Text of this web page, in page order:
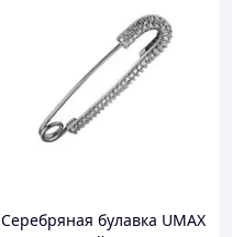
Серебряная булавка UMAX